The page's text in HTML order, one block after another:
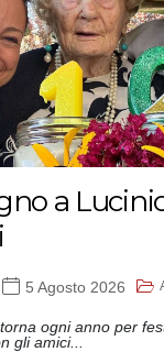
a
5 Agosto 2026
ogni anno per
gli amici...